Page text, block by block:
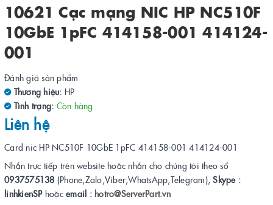
10621 Cạc mạng NIC HP NC510F
10GbE 1pFC 414158-001 414124-
001
Đánh giá sản phẩm
Thương hiệu: HP
Tình trạng: Còn hàng
Liên hệ
Card nic HP NC510F 10GbE 1pFC 414158-001 414124-001
Nhắn trực tiếp trên website hoặc nhắn cho chúng tôi theo số
0937575138 (Phone,Zalo,Viber,WhatsApp,Telegram),Skype :
linhkienSPhoặc email : hotro@ServerPart.vn